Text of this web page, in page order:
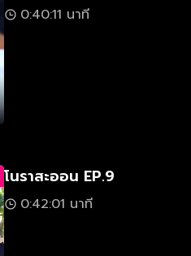
0:40:11 นาที
โนราสะออน EP.9
0:42:01 นาที